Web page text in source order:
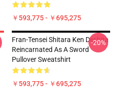
￥593,775 - ￥695,275
Fran-Tensei Shitara Ken Deshita
Reincarnated As A Sword
Pullover Sweatshirt
￥593,775 - ￥695,275
-20%